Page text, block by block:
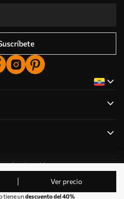
Ver precio
tiene un descuento del 40%
de cookies
los derechos reservados.
z o.o. CIF: PL9223057591.